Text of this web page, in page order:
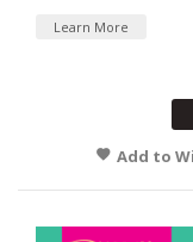
Learn More
Add to